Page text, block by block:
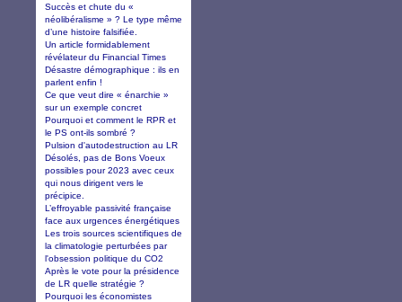
Succès et chute du «
néolibéralisme » ? Le type même
d’une histoire falsifiée.
Un article formidablement
révélateur du Financial Times
Désastre démographique : ils en
parlent enfin !
Ce que veut dire « énarchie »
sur un exemple concret
Pourquoi et comment le RPR et
le PS ont-ils sombré ?
Pulsion d'autodestruction au LR
Désolés, pas de Bons Voeux
possibles pour 2023 avec ceux
qui nous dirigent vers le
précipice.
L’effroyable passivité française
face aux urgences énergétiques
Les trois sources scientifiques de
la climatologie perturbées par
l'obsession politique du CO2
Après le vote pour la présidence
de LR quelle stratégie ?
Pourquoi les économistes